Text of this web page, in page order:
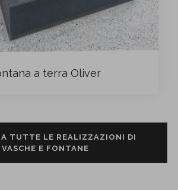
a terra Oliver
TUTTE LE REALIZZAZIONI DI
VASCHE E FONTANE